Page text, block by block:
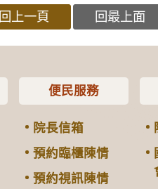
回上一頁 回最上面
便民服務
院長信箱
預約臨櫃陳情
預約視訊陳情